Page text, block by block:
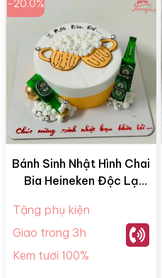
-20.0%
Bánh Sinh Nhật Hình Chai
Bia Heineken Độc Lạ
Tặng phụ kiện
Giao trong 3h
Kem tươi 100%